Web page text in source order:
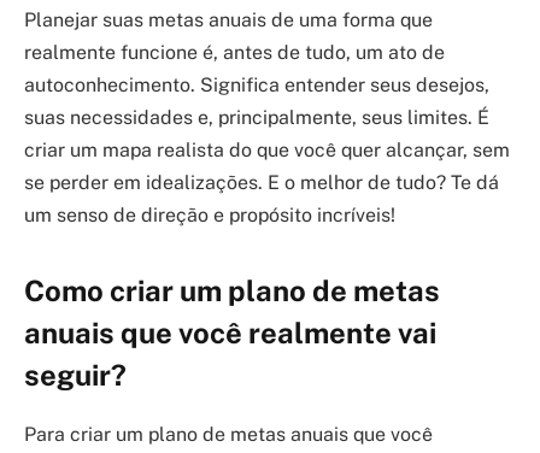
Planejar suas metas anuais de uma forma que
realmente funcione é, antes de tudo, um ato de
autoconhecimento. Significa entender seus desejos,
suas necessidades e, principalmente, seus limites. É
criar um mapa realista do que você quer alcançar, sem
se perder em idealizações. E o melhor de tudo? Te dá
um senso de direção e propósito incríveis!
Como criar um plano de metas
anuais que você realmente vai
seguir?
Para criar um plano de metas anuais que você